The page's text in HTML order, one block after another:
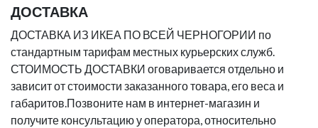
ДОСТАВКА
ДОСТАВКА ИЗ ИКЕА ПО ВСЕЙ ЧЕРНОГОРИИ по
стандартным тарифам местных курьерских служб.
СТОИМОСТЬ ДОСТАВКИ оговаривается отдельно и
зависит от стоимости заказанного товара, его веса и
габаритов.Позвоните нам в интернет-магазин и
получите консультацию у оператора, относительно